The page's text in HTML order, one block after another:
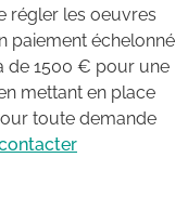
régler les oeuvres
paiement échelonné
de 1500 € pour une
mettant en place
toute demande